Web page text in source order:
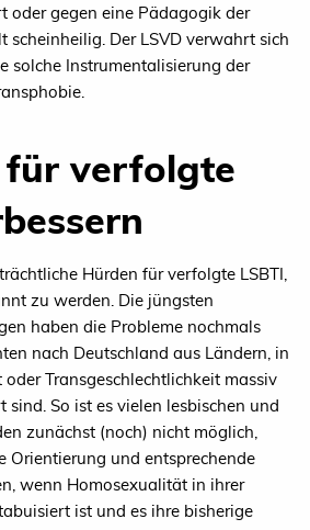
oder gegen eine Pädagogik der
scheinheilig. Der LSVD verwahrt sich
solche Instrumentalisierung der
für verfolgte
Hürden für verfolgte LSBTI,
zu werden. Die jüngsten
haben die Probleme nochmals
nach Deutschland aus Ländern, in
Transgeschlechtlichkeit massiv
So ist es vielen lesbischen und
zunächst (noch) nicht möglich,
Orientierung und entsprechende
wenn Homosexualität in ihrer
ist und es ihre bisherige